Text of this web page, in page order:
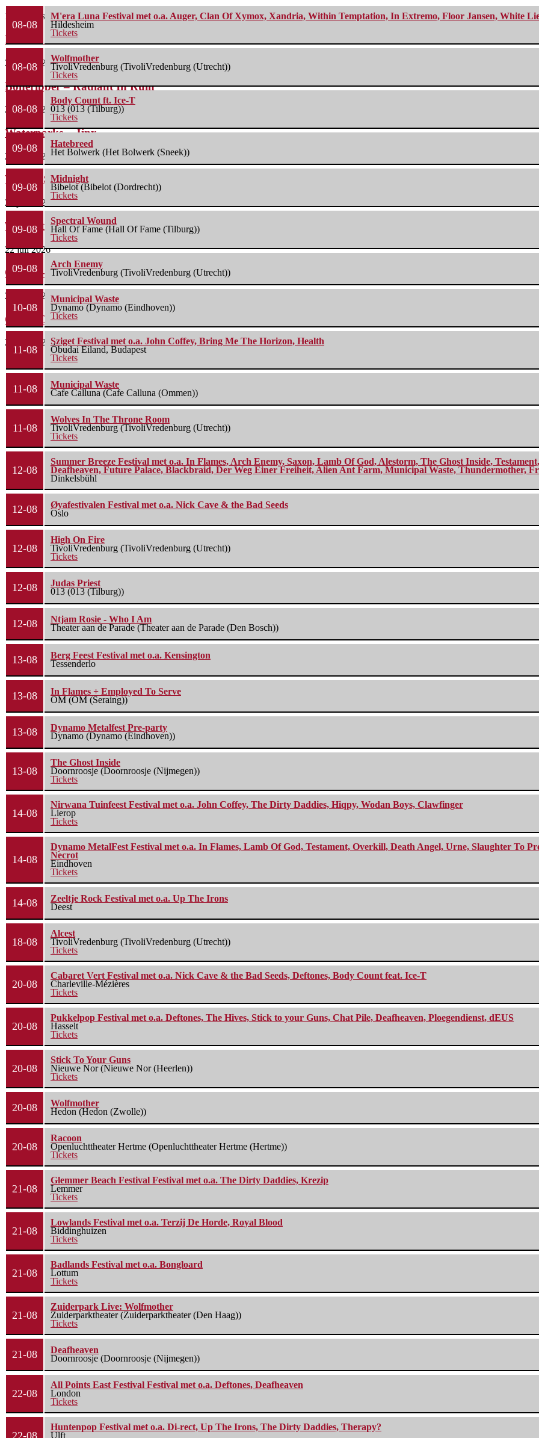
1 augustus 2026
Lunatic Soul – Transition II
29 juli 2026
Boneripper – Radiant In Ruin
27 juli 2026
Waterparks – Jinx
26 juli 2026
Wailin’ Storms – The Arsonist
26 juli 2026
The Fifth Alliance – Stenahoria
22 juli 2026
Gallon – A Spell Called Reality
22 juli 2026
Green Carnation – A Dark Poem II: Sanguis
20 juli 2026
08-08
M'era Luna Festival met o.a. Auger, Clan Of Xymox, Xandria, Within Temptation, In Extremo, Floor Jansen, White
Hildesheim
Tickets
08-08
Wolfmother
TivoliVredenburg (TivoliVredenburg (Utrecht))
Tickets
08-08
Body Count ft. Ice-T
013 (013 (Tilburg))
Tickets
09-08
Hatebreed
Het Bolwerk (Het Bolwerk (Sneek))
09-08
Midnight
Bibelot (Bibelot (Dordrecht))
Tickets
09-08
Spectral Wound
Hall Of Fame (Hall Of Fame (Tilburg))
Tickets
09-08
Arch Enemy
TivoliVredenburg (TivoliVredenburg (Utrecht))
10-08
Municipal Waste
Dynamo (Dynamo (Eindhoven))
Tickets
11-08
Sziget Festival met o.a. John Coffey, Bring Me The Horizon, Health
Óbudai Eiland, Budapest
Tickets
11-08
Municipal Waste
Cafe Calluna (Cafe Calluna (Ommen))
11-08
Wolves In The Throne Room
TivoliVredenburg (TivoliVredenburg (Utrecht))
Tickets
12-08
Summer Breeze Festival met o.a. In Flames, Arch Enemy, Saxon, Lamb Of God, Alestorm, The Ghost Inside,
Deafheaven, Future Palace, Blackbraid, Der Weg Einer Freiheit, Alien Ant Farm, Municipal Waste, Thundermother,
Dinkelsbühl
12-08
Øyafestivalen Festival met o.a. Nick Cave & the Bad Seeds
Oslo
12-08
High On Fire
TivoliVredenburg (TivoliVredenburg (Utrecht))
Tickets
12-08
Judas Priest
013 (013 (Tilburg))
12-08
Ntjam Rosie - Who I Am
Theater aan de Parade (Theater aan de Parade (Den Bosch))
13-08
Berg Feest Festival met o.a. Kensington
Tessenderlo
13-08
In Flames + Employed To Serve
OM (OM (Seraing))
13-08
Dynamo Metalfest Pre-party
Dynamo (Dynamo (Eindhoven))
13-08
The Ghost Inside
Doornroosje (Doornroosje (Nijmegen))
Tickets
14-08
Nirwana Tuinfeest Festival met o.a. John Coffey, The Dirty Daddies, Hiqpy, Wodan Boys, Clawfinger
Lierop
Tickets
14-08
Dynamo MetalFest Festival met o.a. In Flames, Lamb Of God, Testament, Overkill, Death Angel, Urne, Slaughter To
Necrot
Eindhoven
Tickets
14-08
Zeeltje Rock Festival met o.a. Up The Irons
Deest
18-08
Alcest
TivoliVredenburg (TivoliVredenburg (Utrecht))
Tickets
20-08
Cabaret Vert Festival met o.a. Nick Cave & the Bad Seeds, Deftones, Body Count feat. Ice-T
Charleville-Mézières
Tickets
20-08
Pukkelpop Festival met o.a. Deftones, The Hives, Stick to your Guns, Chat Pile, Deafheaven, Ploegendienst, dEUS
Hasselt
Tickets
20-08
Stick To Your Guns
Nieuwe Nor (Nieuwe Nor (Heerlen))
Tickets
20-08
Wolfmother
Hedon (Hedon (Zwolle))
20-08
Racoon
Openluchttheater Hertme (Openluchttheater Hertme (Hertme))
Tickets
21-08
Glemmer Beach Festival Festival met o.a. The Dirty Daddies, Krezip
Lemmer
Tickets
21-08
Lowlands Festival met o.a. Terzij De Horde, Royal Blood
Biddinghuizen
Tickets
21-08
Badlands Festival met o.a. Bongloard
Lottum
Tickets
21-08
Zuiderpark Live: Wolfmother
Zuiderparktheater (Zuiderparktheater (Den Haag))
Tickets
21-08
Deafheaven
Doornroosje (Doornroosje (Nijmegen))
22-08
All Points East Festival Festival met o.a. Deftones, Deafheaven
London
Tickets
Huntenpop Festival met o.a. Di-rect, Up The Irons, The Dirty Daddies, Therapy?
Ulft